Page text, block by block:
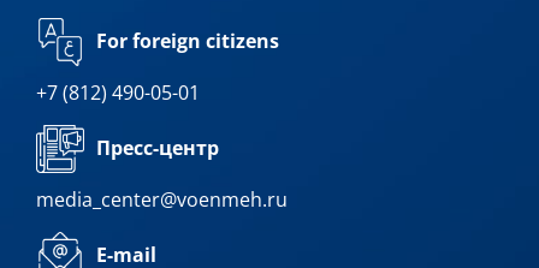
For foreign citizens
+7 (812) 490-05-01
Пресс-центр
media_center@voenmeh.ru
E-mail